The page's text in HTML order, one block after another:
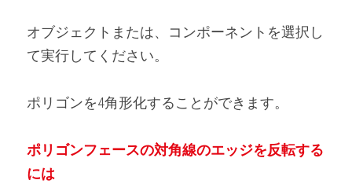
オブジェクトまたは、コンポーネントを選択し
て実行してください。
ポリゴンを4角形化することができます。
ポリゴンフェースの対角線のエッジを反転する
には